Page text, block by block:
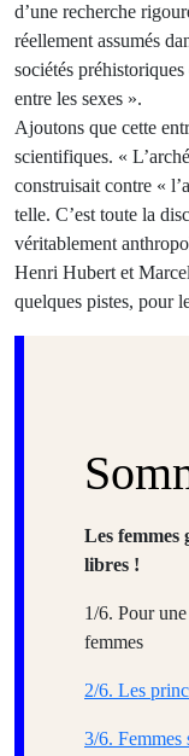
d’une recherche
réellement assumés
sociétés
entre les sexes ».
Ajoutons que cette
scientifiques. «
construisait contre «
telle. C’est toute la
véritablement
Henri Hubert et
quelques pistes, pour
Les femmes
libres !
1/6. Pour
femmes
2/6. Les
3/6. Femmes